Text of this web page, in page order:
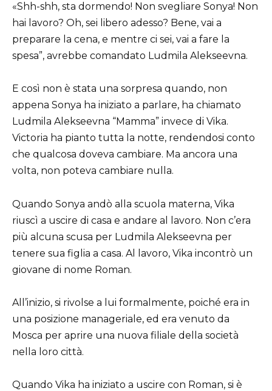
«Shh-shh, sta dormendo! Non svegliare Sonya! Non
hai lavoro? Oh, sei libero adesso? Bene, vai a
preparare la cena, e mentre ci sei, vai a fare la
spesa”, avrebbe comandato Ludmila Alekseevna.
E così non è stata una sorpresa quando, non
appena Sonya ha iniziato a parlare, ha chiamato
Ludmila Alekseevna “Mamma” invece di Vika.
Victoria ha pianto tutta la notte, rendendosi conto
che qualcosa doveva cambiare. Ma ancora una
volta, non poteva cambiare nulla.
Quando Sonya andò alla scuola materna, Vika
riuscì a uscire di casa e andare al lavoro. Non c’era
più alcuna scusa per Ludmila Alekseevna per
tenere sua figlia a casa. Al lavoro, Vika incontrò un
giovane di nome Roman.
All’inizio, si rivolse a lui formalmente, poiché era in
una posizione manageriale, ed era venuto da
Mosca per aprire una nuova filiale della società
nella loro città.
Quando Vika ha iniziato a uscire con Roman, si è